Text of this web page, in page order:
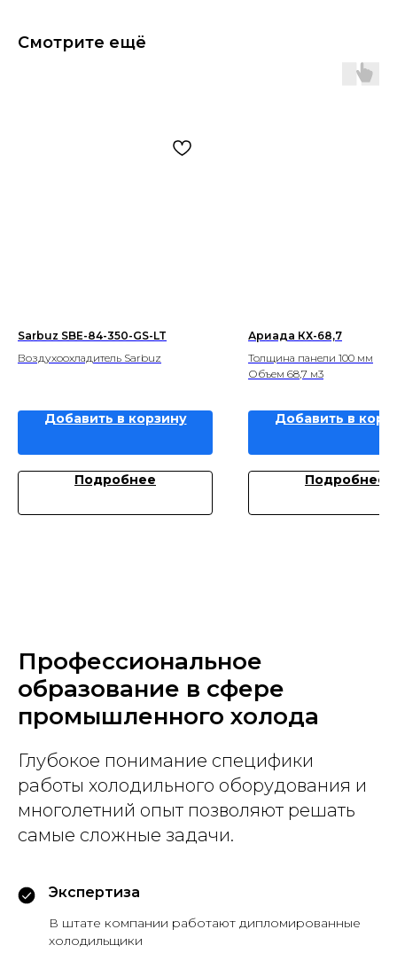
Смотрите ещё
Sarbuz SBE-84-350-GS-LT
Воздухоохладитель Sarbuz
Добавить в корзину
Подробнее
Ариада КХ-68,7
Толщина панели 100 мм
Объем 68,7 м3
Добавить в
Подробнее
Профессиональное
образование в сфере
промышленного холода
Глубокое понимание специфики
работы холодильного оборудования и
многолетний опыт позволяют решать
самые сложные задачи.
Экспертиза
В штате компании работают дипломированные
холодильщики